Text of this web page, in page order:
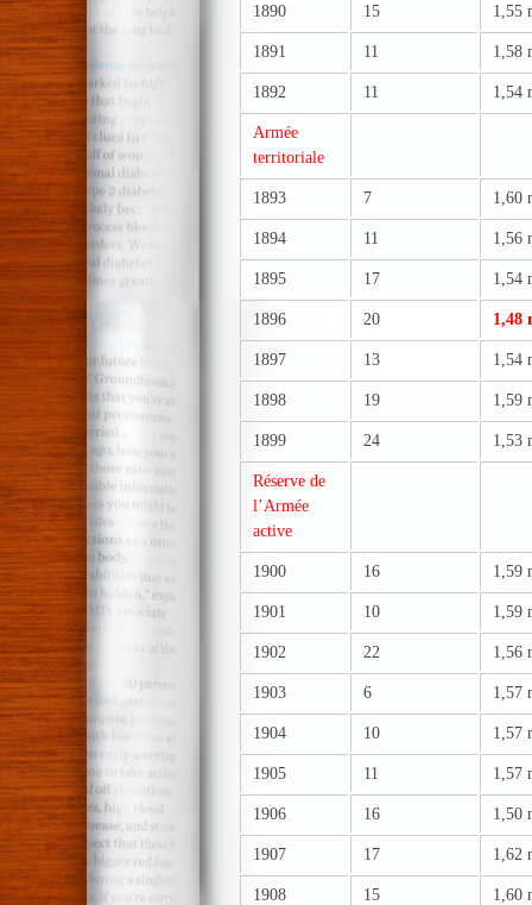
1890 15 1,55
1891 11 1,58
1892 11 1,54
Armée
territoriale
1893 7 1,60
1894 11 1,56
1895 17 1,54
1896 20 1,48
1897 13 1,54
1898 19 1,59
1899 24 1,53
Réserve de
l’Armée
active
1900 16 1,59
1901 10 1,59
1902 22 1,56
1903 6 1,57
1904 10 1,57
1905 11 1,57
1906 16 1,50
1907 17 1,62
1908 15 1,60